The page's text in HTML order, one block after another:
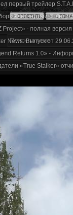
первый трейлер
- четвертый отчет о
Project» - полная версия
News. Выпуск от
Returns 1.0» -
«True Stalker»